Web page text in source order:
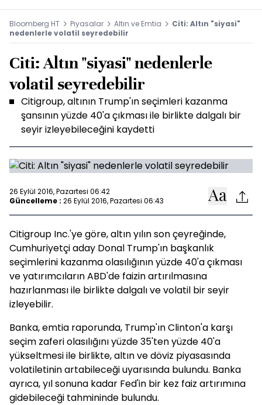
Bloomberg HT Piyasalar Altın ve Emtia
Citi: Altın "siyasi"
nedenlerle volatil seyredebilir
Citi: Altın "siyasi" nedenlerle
volatil seyredebilir
Citigroup, altının Trump'ın seçimleri kazanma
şansının yüzde 40'a çıkması ile birlikte dalgalı bir
seyir izleyebileceğini kaydetti
26 Eylül 2016, Pazartesi 06:42
Güncelleme : 26 Eylül 2016, Pazartesi 06:43
Citigroup Inc.'ye göre, altın yılın son çeyreğinde,
Cumhuriyetçi aday Donal Trump'ın başkanlık
seçimlerini kazanma olasılığının yüzde 40'a çıkması
ve yatırımcıların ABD'de faizin artırılmasına
hazırlanması ile birlikte dalgalı ve volatil bir seyir
izleyebilir.
Banka, emtia raporunda, Trump'ın Clinton'a karşı
seçim zaferi olasılığını yüzde 35'ten yüzde 40'a
yükseltmesi ile birlikte, altın ve döviz piyasasında
volatiletinin artabileceği uyarısında bulundu. Banka
ayrıca, yıl sonuna kadar Fed'in bir kez faiz artırımına
gidebileceği tahmininde bulundu.